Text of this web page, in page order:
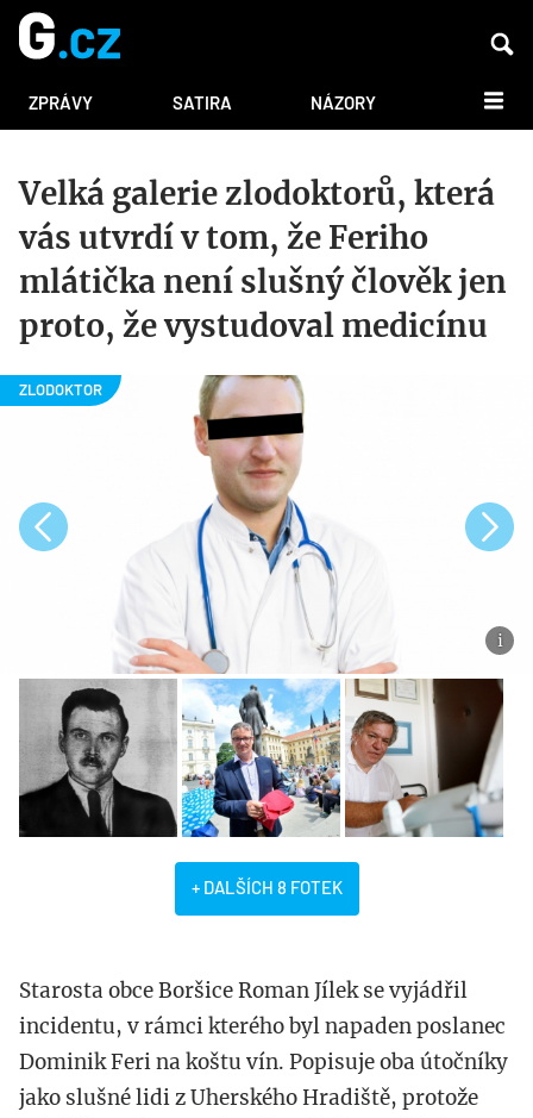
ZPRÁVY SATIRA NÁZORY DALŠÍ
Velká galerie zlodoktorů, která
vás utvrdí v tom, že Feriho
mlátička není slušný člověk jen
proto, že vystudoval medicínu
+ DALŠÍCH 8 FOTEK
Starosta obce Boršice Roman Jílek se vyjádřil
incidentu, v rámci kterého byl napaden poslanec
Dominik Feri na koštu vín. Popisuje oba útočníky
jako slušné lidi z Uherského Hradiště, protože